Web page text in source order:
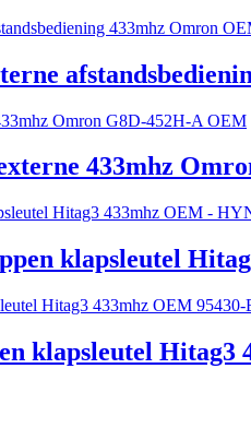
433mhz
klapsleutel
klapsleutel Hitag3